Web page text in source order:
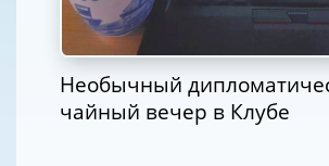
Необычный
чайный вечер в Клубе